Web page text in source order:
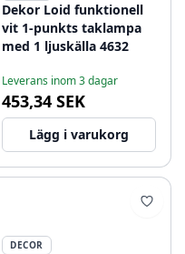
Dekor Loid funktionell
vit 1-punkts taklampa
med 1 ljuskälla 4632
Leverans inom 3 dagar
453,34 SEK
Lägg i varukorg
DECOR